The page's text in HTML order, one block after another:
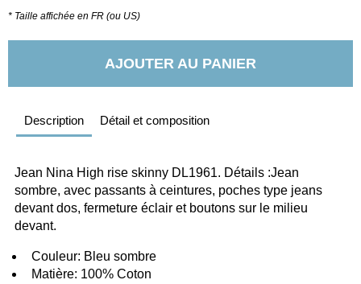
* Taille affichée en FR (ou US)
AJOUTER AU PANIER
Description Détail et composition
Jean Nina High rise skinny DL1961. Détails :Jean
sombre, avec passants à ceintures, poches type jeans
devant dos, fermeture éclair et boutons sur le milieu
devant.
Couleur: Bleu sombre
Matière: 100% Coton